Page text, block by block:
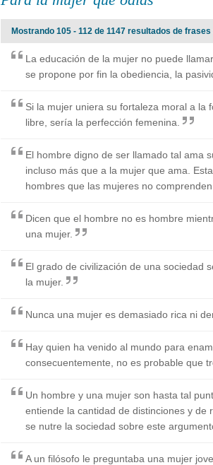
Mostrando 105 - 112 de 1147 resultados de
La educación de la mujer no puede
se propone por fin la obediencia, la
Si la mujer uniera su fortaleza moral a la
libre, sería la perfección femenina.
El hombre digno de ser llamado tal ama
incluso más que a la mujer que ama.
hombres que las mujeres no comprenden.
Dicen que el hombre no es hombre
una mujer.
El grado de civilización de una sociedad
la mujer.
Nunca una mujer es demasiado rica ni
Hay quien ha venido al mundo para
consecuentemente, no es probable que
Un hombre y una mujer son hasta tal
entiende la cantidad de distinciones y de
se nutre la sociedad sobre este
A un filósofo le preguntaba una mujer